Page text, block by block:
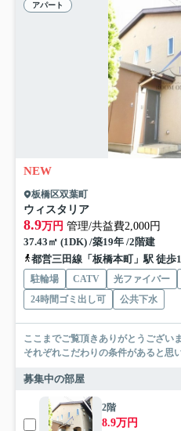
アパート
NEW
板橋区双葉町
ウィスタリア
8.9万円 管理/共益費2,000円
37.43㎡ (1DK) /築19年 /2階建
都営三田線「板橋本町」駅 徒歩
駐輪場 CATV 光ファイバー
24時間ゴミ出し可
公共下水
ここまでご覧頂きありがとうございます。 お部屋探しの際には
それぞれこだわりの条件があると思
募集中の部屋
2階
8.9万円